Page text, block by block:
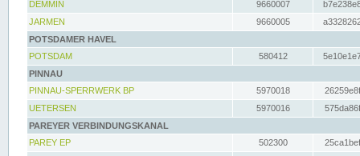
DEMMIN
9660007
JARMEN
9660005
POTSDAMER HAVEL
POTSDAM
580412
PINNAU
PINNAU-SPERRWERK BP
5970018
UETERSEN
5970016
PAREYER VERBINDUNGSKANAL
PAREY EP
502300